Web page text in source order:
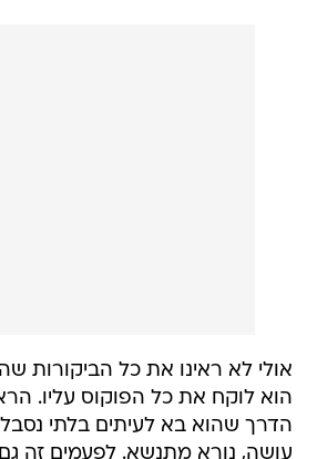
אולי לא ראינו את כל הביקורות
הוא לוקח את כל הפוקוס עליו.
הדרך שהוא בא לעיתים בלתי
עושה, נורא מתנשא. לפעמים זה